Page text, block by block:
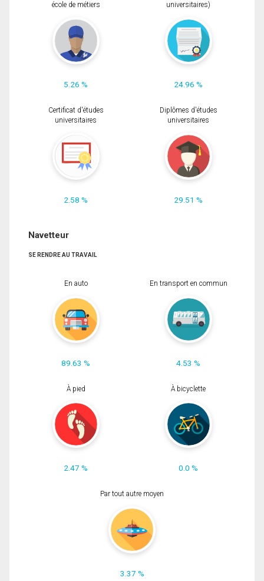
école de métiers
5.26 %
universitaires)
24.96 %
Certificat d'études
universitaires
2.58 %
Diplômes d'études
universitaires
29.51 %
Navetteur
SE RENDRE AU TRAVAIL
En auto
89.63 %
En transport en commun
4.53 %
À pied
2.47 %
À bicyclette
0.0 %
Par tout autre moyen
3.37 %